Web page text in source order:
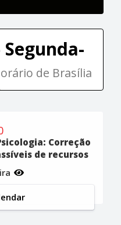
de Brasília
Correção
de recursos